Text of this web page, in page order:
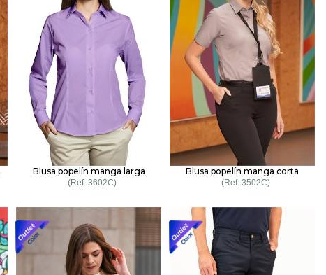
Blusa popelín manga larga
3602C
Blusa popelín manga corta
3502C